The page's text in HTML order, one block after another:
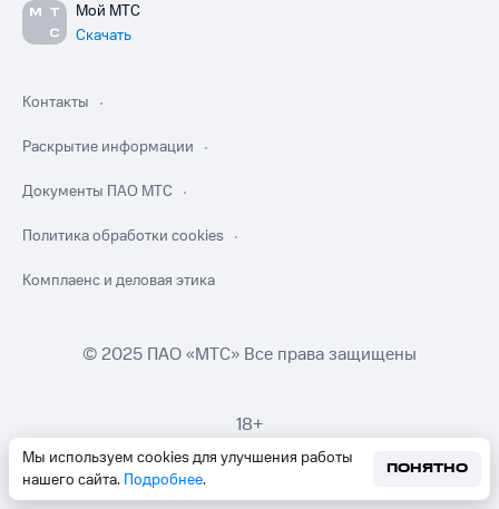
Мы используем cookies для улучшения работы
нашего сайта. Подробнее.
ПОНЯТНО
Мой МТС
Скачать
Контакты
Раскрытие информации
Документы ПАО МТС
Политика обработки cookies
Комплаенс и деловая этика
© 2025 ПАО «МТС» Все права защищены
18+